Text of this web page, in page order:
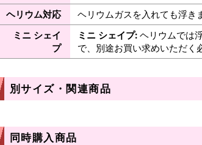
ヘリウム対応
ヘリウムガスを入れても浮き
ミニ シェイ
プ
ミニ シェイプ:ヘリウムでは
で、別途お買い求めいただく
別サイズ・関連商品
同時購入商品